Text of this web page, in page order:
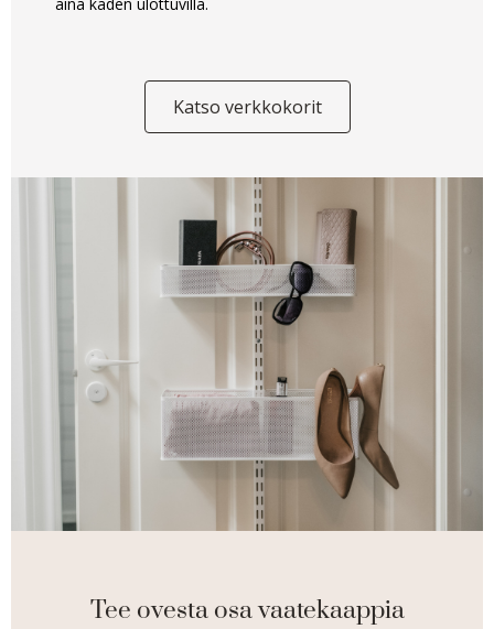
Katso verkkokorit
Tee ovesta osa vaatekaappia